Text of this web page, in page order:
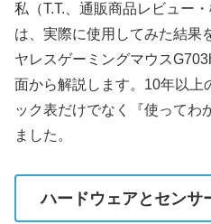
私（T.T.、通販商品レビュー
は、実際に使用してみた結果
ヤレスゲーミングマウス
面から解説します。10年以上
ック表だけでなく『使ってわ
ました。
ハードウェアとセンサ